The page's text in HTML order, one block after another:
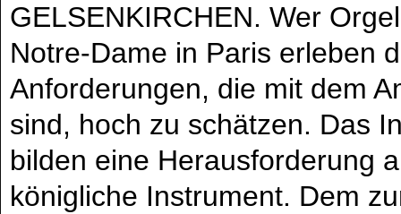
GELSENKIRCHEN. Wer
Notre-Dame in Paris erleben
Anforderungen, die mit dem
sind, hoch zu schätzen. Das
bilden eine Herausforderung
königliche Instrument. Dem